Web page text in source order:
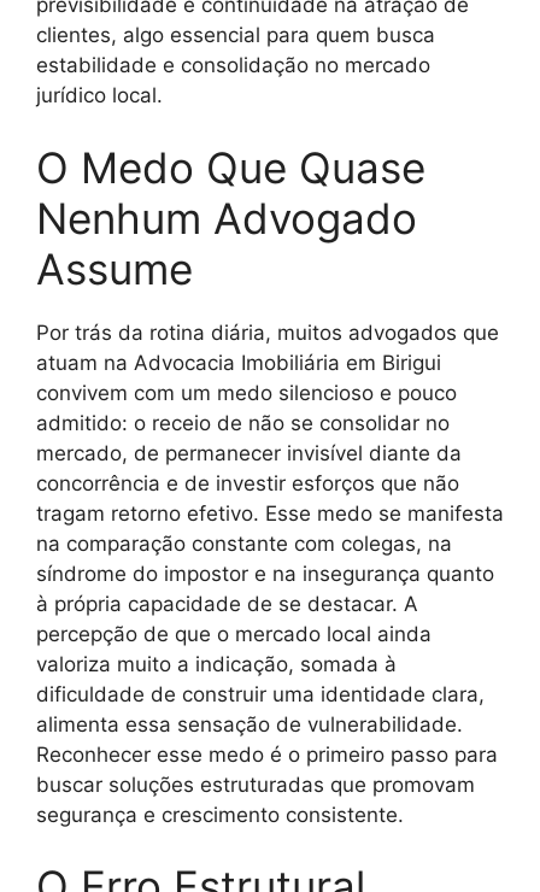
previsibilidade e continuidade na atração de
clientes, algo essencial para quem busca
estabilidade e consolidação no mercado
jurídico local.
O Medo Que Quase
Nenhum Advogado
Assume
Por trás da rotina diária, muitos advogados que
atuam na Advocacia Imobiliária em Birigui
convivem com um medo silencioso e pouco
admitido: o receio de não se consolidar no
mercado, de permanecer invisível diante da
concorrência e de investir esforços que não
tragam retorno efetivo. Esse medo se manifesta
na comparação constante com colegas, na
síndrome do impostor e na insegurança quanto
à própria capacidade de se destacar. A
percepção de que o mercado local ainda
valoriza muito a indicação, somada à
dificuldade de construir uma identidade clara,
alimenta essa sensação de vulnerabilidade.
Reconhecer esse medo é o primeiro passo para
buscar soluções estruturadas que promovam
segurança e crescimento consistente.